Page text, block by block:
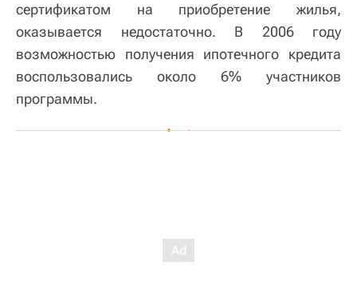
сертификатом на приобретение жилья,
оказывается недостаточно. В 2006 году
возможностью получения ипотечного кредита
воспользовались около 6% участников
программы.